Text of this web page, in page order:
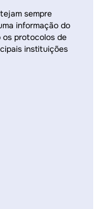
sempre
informação do
protocolos de
instituições